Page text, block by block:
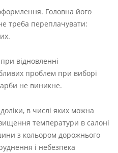
Головна його
треба переплачувати:
відновленні
проблем при виборі
не виникне.
в числі яких можна
температури в салоні
з кольором дорожнього
і небезпека